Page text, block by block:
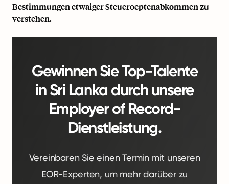
Bestimmungen etwaiger Steueroeptenabkommen zu
verstehen.
Gewinnen Sie Top-Talente
in Sri Lanka durch unsere
Employer of Record-
Dienstleistung.
Vereinbaren Sie einen Termin mit unseren
EOR-Experten, um mehr darüber zu